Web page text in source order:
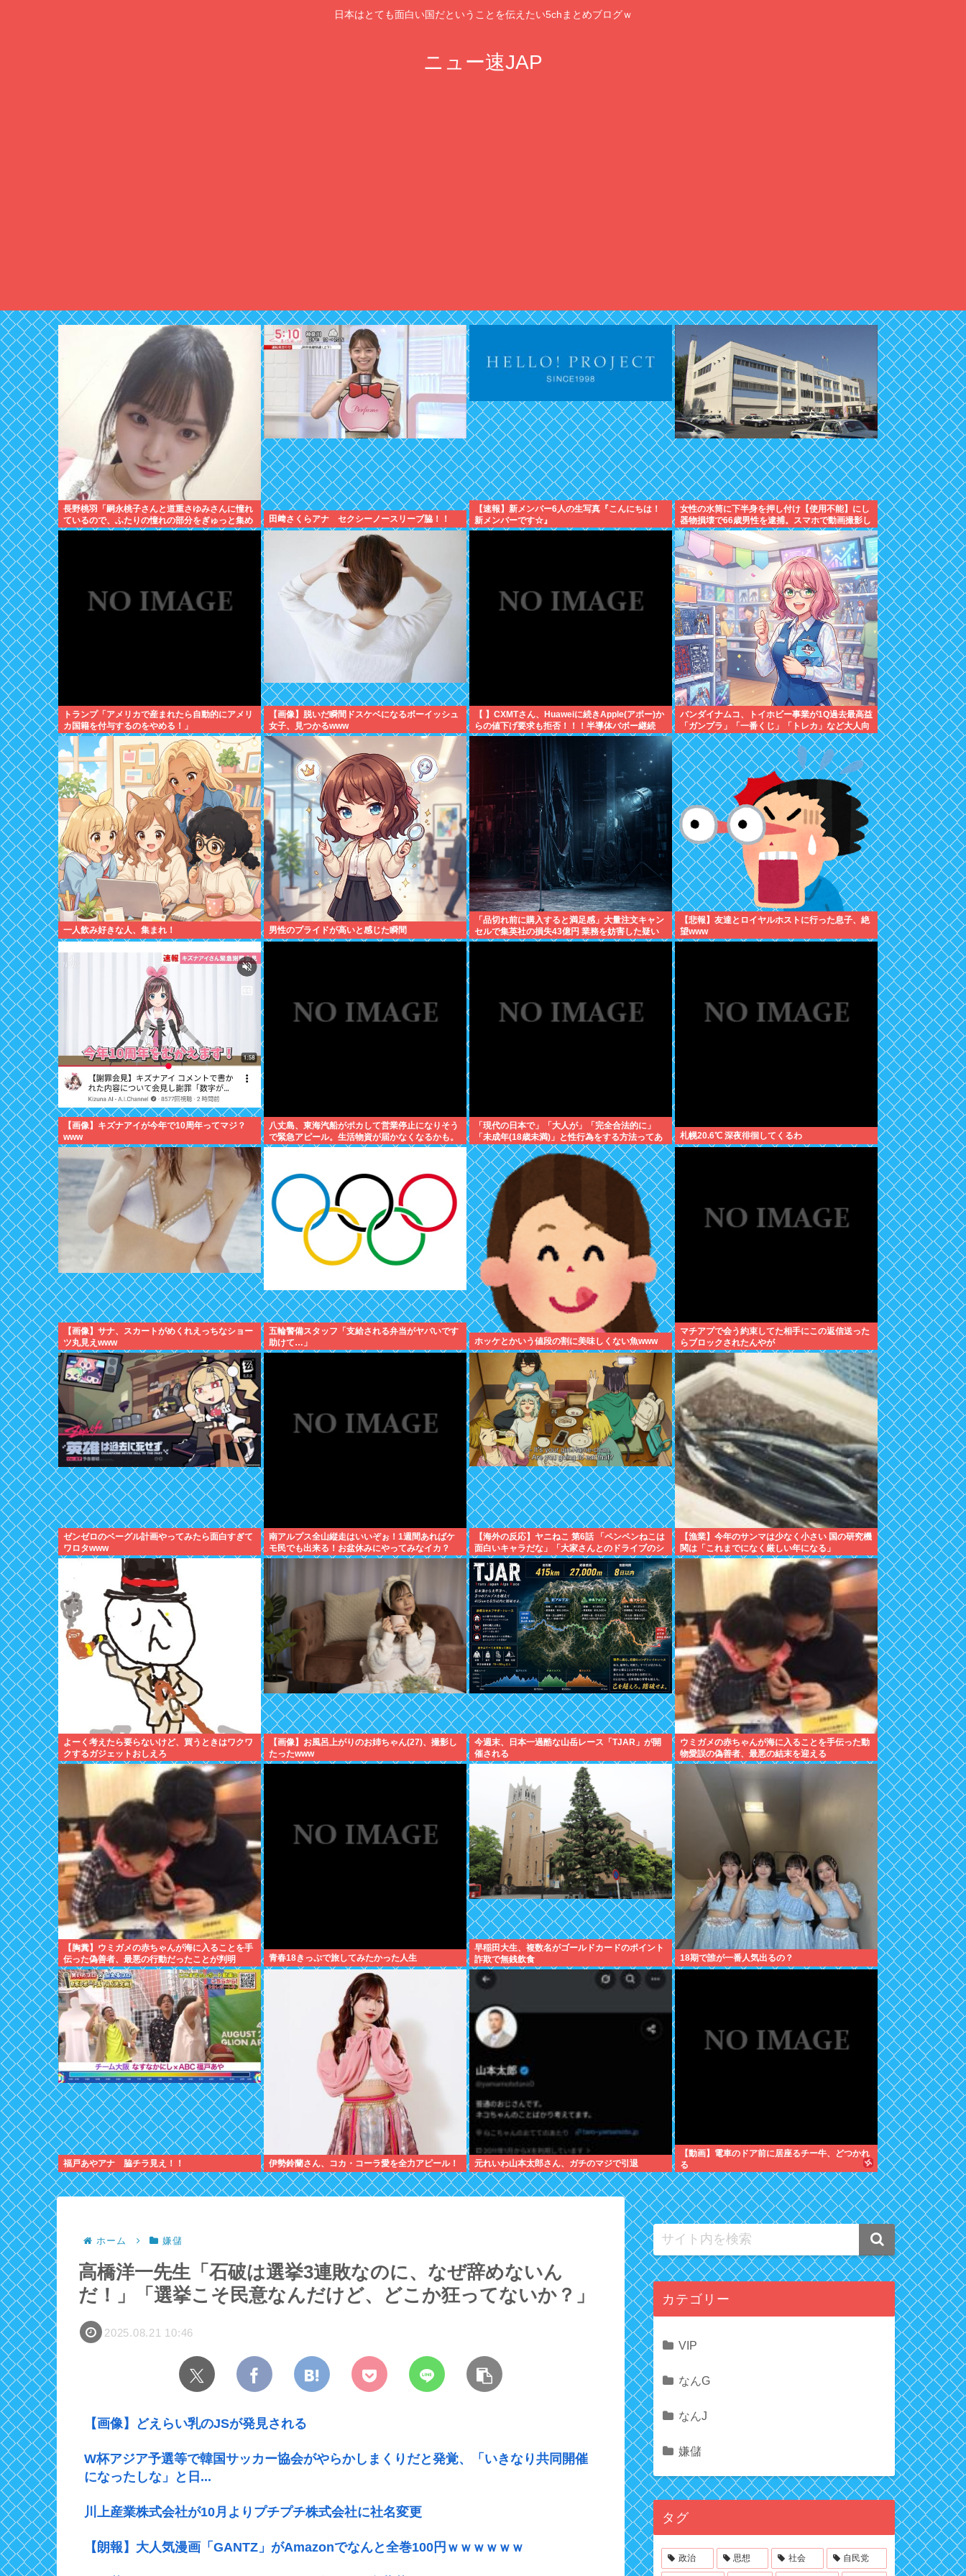
日本はとても面白い国だということを伝えたい5chまとめブログｗ
ニュー速JAP
長野桃羽「嗣永桃子さんと道重さゆみさんに憧れ
ているので、ふたりの憧れの部分をぎゅっと集め
た存在になり
田﨑さくらアナ セクシーノースリーブ脇！！
【速報】新メンバー6人の生写真『こんにちは！
新メンバーです☆』
女性の水筒に下半身を押し付け【使用不能】にし
器物損壊で66歳男性を逮捕。スマホで動画撮影し
ていた模様
トランプ「アメリカで産まれたら自動的にアメリ
カ国籍を付与するのをやめる！」
【画像】脱いだ瞬間ドスケベになるボーイッシュ
女子、見つかるwww
【 】CXMTさん、Huaweiに続きApple(アポー)か
らの値下げ要求も拒否！！！半導体バボー継続
へ！！！
バンダイナムコ、トイホビー事業が1Q過去最高益
「ガンプラ」「一番くじ」「トレカ」など大人向
け商材好調で
一人飲み好きな人、集まれ！ 男性のプライドが高いと感じた瞬間
「品切れ前に購入すると満足感」大量注文キャン
セルで集英社の損失43億円 業務を妨害した疑い
で32歳女を逮捕
【悲報】友達とロイヤルホストに行った息子、絶
望www
【画像】キズナアイが今年で10周年ってマジ？
www
八丈島、東海汽船がポカして営業停止になりそう
で緊急アピール。生活物資が届かなくなるかも。
アシタバ以外に食うものがねえ
「現代の日本で」「大人が」「完全合法的に」
「未成年(18歳未満)」と性行為をする方法ってあ
るの？
札幌20.6℃ 深夜徘徊してくるわ
【画像】サナ、スカートがめくれえっちなショー
ツ丸見えwww
五輪警備スタッフ「支給される弁当がヤバいです
助けて…」
ホッケとかいう値段の割に美味しくない魚www
マチアプで会う約束してた相手にこの返信送った
らブロックされたんやが
ゼンゼロのベーグル計画やってみたら面白すぎて
ワロタwww
南アルプス全山縦走はいいぞぉ！1週間あればケ
モ民でも出来る！お盆休みにやってみなイカ？
【海外の反応】ヤニねこ 第6話 「ペンペンねこは
面白いキャラだな」「大家さんとのドライブのシ
ーン、リアルすぎて辛かった」
【漁業】今年のサンマは少なく小さい 国の研究機
関は「これまでになく厳しい年になる」
よーく考えたら要らないけど、買うときはワクワ
クするガジェットおしえろ
【画像】お風呂上がりのお姉ちゃん(27)、撮影し
たったwww
今週末、日本一過酷な山岳レース「TJAR」が開
催される
ウミガメの赤ちゃんが海に入ることを手伝った動
物愛誤の偽善者、最悪の結末を迎える
【胸糞】ウミガメの赤ちゃんが海に入ることを手
伝った偽善者、最悪の行動だったことが判明
青春18きっぷで旅してみたかった人生
早稲田大生、複数名がゴールドカードのポイント
詐欺で無銭飲食
18期で誰が一番人気出るの？
福戸あやアナ 脇チラ見え！！ 伊勢鈴蘭さん、コカ・コーラ愛を全力アピール！ 元れいわ山本太郎さん、ガチのマジで引退
【動画】電車のドア前に居座るチー牛、どつかれ
る
ホーム 嫌儲
高橋洋一先生「石破は選挙3連敗なのに、なぜ辞めないん
だ！」「選挙こそ民意なんだけど、どこか狂ってないか？」
2025.08.21 10:46
【画像】どえらい乳のJSが発見される
W杯アジア予選等で韓国サッカー協会がやらかしまくりだと発覚、「いきなり共同開催
になったしな」と日...
川上産業株式会社が10月よりプチプチ株式会社に社名変更
【朗報】大人気漫画「GANTZ」がAmazonでなんと全巻100円ｗｗｗｗｗｗ
カテゴリー
VIP
なんG
なんJ
嫌儲
タグ
政治 思想 社会 自民党